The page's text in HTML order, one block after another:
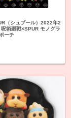
（シュプール）2022年2
術廻戦×SPUR モノグラ
ーチ